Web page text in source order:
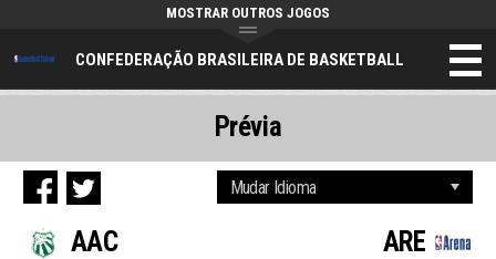
CONFEDERAÇÃO BRASILEIRA DE BASKETBALL
MOSTRAR OUTROS JOGOS
AAC ARE
Prévia